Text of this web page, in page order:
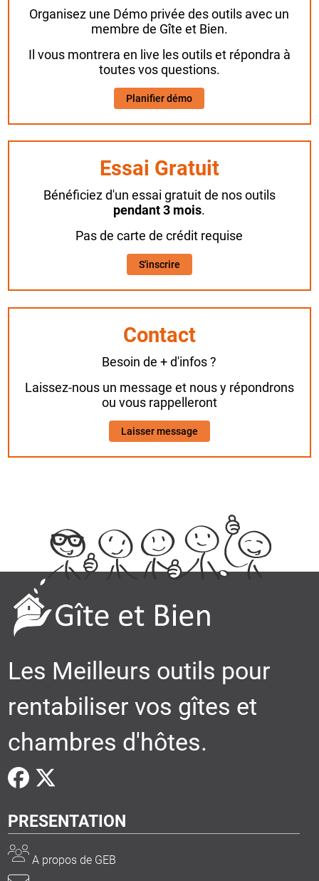
Organisez une Démo privée des outils avec un
membre de Gîte et Bien.
Il vous montrera en live les outils et répondra à
toutes vos questions.
Planifier démo
Essai Gratuit
Bénéficiez d'un essai gratuit de nos outils
pendant 3 mois.
Pas de carte de crédit requise
S'inscrire
Contact
Besoin de + d'infos ?
Laissez-nous un message et nous y répondrons
ou vous rappelleront
Laisser message
Les Meilleurs outils pour
rentabiliser vos gîtes et
chambres d'hôtes.
PRESENTATION
A propos de GEB